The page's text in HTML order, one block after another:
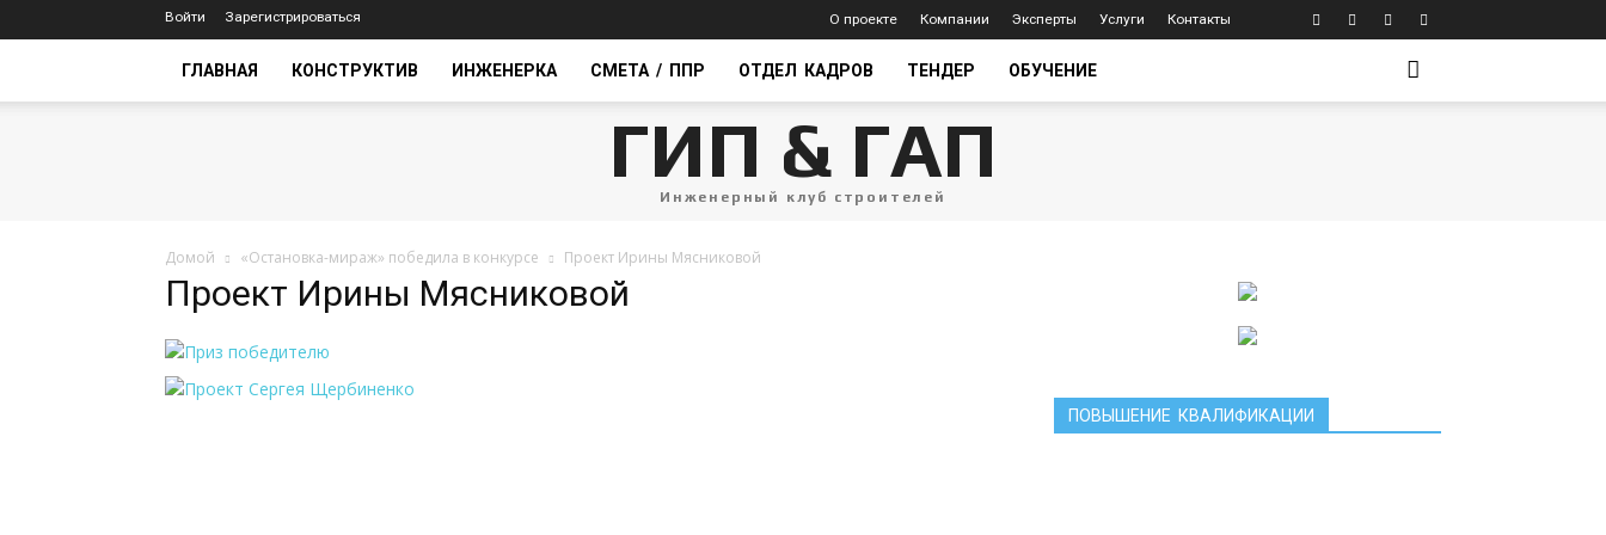
Войти Зарегистрироваться О проекте Компании Эксперты Услуги Контакты
ГЛАВНАЯ КОНСТРУКТИВ ИНЖЕНЕРКА СМЕТА / ППР ОТДЕЛ КАДРОВ ТЕНДЕР ОБУЧЕНИЕ
ГИП & ГАП
Инженерный клуб строителей
Домой «Остановка-мираж» победила в конкурсе Проект Ирины Мясниковой
Проект Ирины Мясниковой
ПОВЫШЕНИЕ КВАЛИФИКАЦИИ